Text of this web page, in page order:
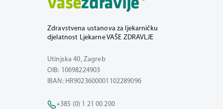
Zdravstvena ustanova za ljekarničku
djelatnost Ljekarne VAŠE ZDRAVLJE
Utinjska 40, Zagreb
OIB: 10698224903
IBAN: HR9023600001102289096
+385 (0) 1 21 00 200